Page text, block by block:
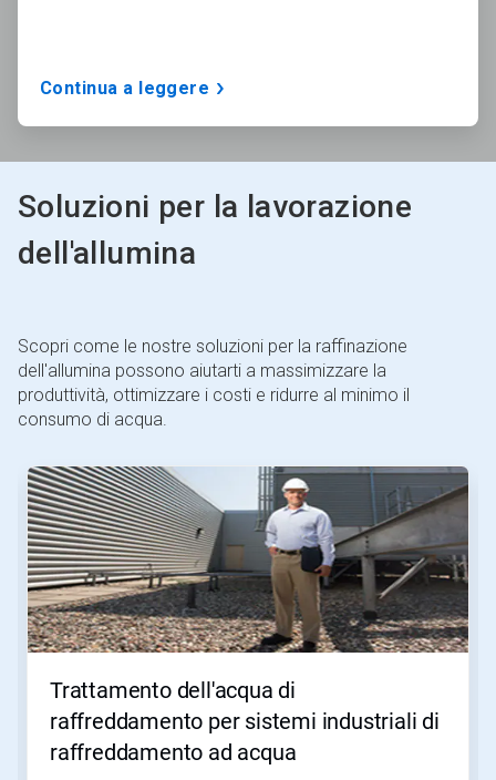
Continua a leggere
Soluzioni per la lavorazione
dell'allumina
Scopri come le nostre soluzioni per la raffinazione
dell'allumina possono aiutarti a massimizzare la
produttività, ottimizzare i costi e ridurre al minimo il
consumo di acqua.
Questa
una
presentazione.
Utilizza
pulsanti
Seguente
Precedente
navigare,
oppure
direttamente
Trattamento dell'acqua di
raffreddamento per sistemi industriali di
raffreddamento ad acqua